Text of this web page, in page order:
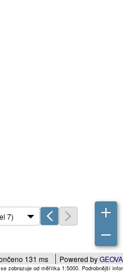
Powered by
131 ms
zobrazuje od měřítka 1:5000. Podrobnější